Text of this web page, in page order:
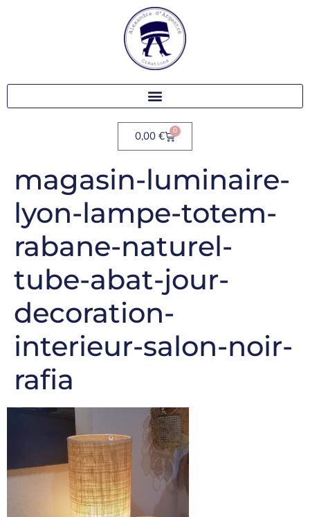
0,00 € 0
magasin-luminaire-
lyon-lampe-totem-
rabane-naturel-
tube-abat-jour-
decoration-
interieur-salon-noir-
rafia